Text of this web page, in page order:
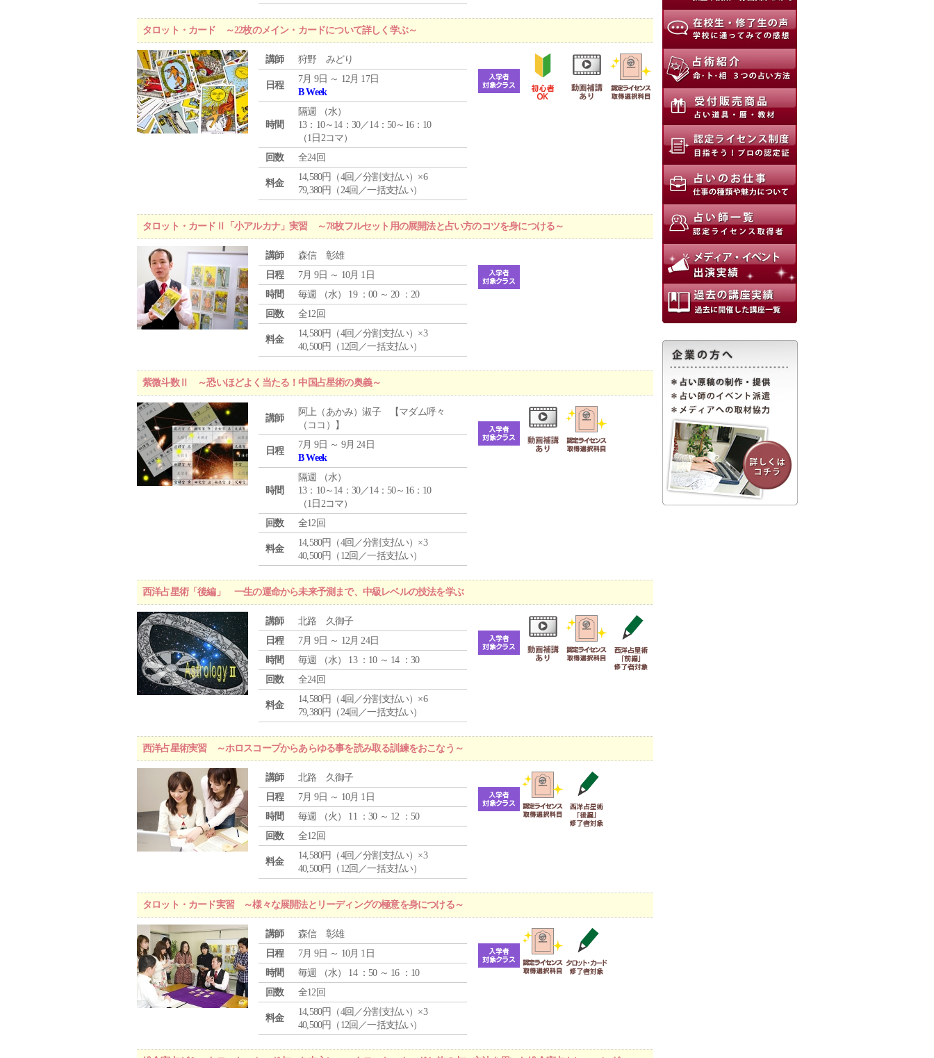
タロット・カード ～22枚のメイン・カードについて詳しく学ぶ～
講師 狩野 みどり
日程
7月 9日 ～ 12月 17日
B Week
時間
隔週 （水）
13：10～14：30／14：50～16：10
（1日2コマ）
回数
全24回
料金
14,580円（4回／分割支払い）×6
79,380円（24回／一括支払い）
タロット・カードⅡ「小アルカナ」実習 ～78枚フルセット用の展開法と占い方のコツを身につける～
講師
森信 彰雄
日程
7月 9日 ～ 10月 1日
時間
毎週 （水） 19 ：00 ～ 20 ：20
回数
全12回
料金
14,580円（4回／分割支払い）×3
40,500円（12回／一括支払い）
紫微斗数Ⅱ ～恐いほどよく当たる！中国占星術の奥義～
講師
阿上（あかみ）淑子 【マダム呼々
（ココ）】
日程
7月 9日 ～ 9月 24日
B Week
時間
隔週 （水）
13：10～14：30／14：50～16：10
（1日2コマ）
回数
全12回
料金
14,580円（4回／分割支払い）×3
40,500円（12回／一括支払い）
西洋占星術「後編」 一生の運命から未来予測まで、中級レベルの技法を学ぶ
講師
北路 久御子
日程
7月 9日 ～ 12月 24日
時間
毎週 （水） 13 ：10 ～ 14 ：30
回数
全24回
料金
14,580円（4回／分割支払い）×6
79,380円（24回／一括支払い）
西洋占星術実習 ～ホロスコープからあらゆる事を読み取る訓練をおこなう～
講師
北路 久御子
日程
7月 9日 ～ 10月 1日
時間
毎週 （火 ） 11 ：30 ～ 12 ：50
回数
全12回
料金
14,580円（4回／分割支払い）×3
40,500円（12回／一括支払い）
タロット・カード実習 ～様々な展開法とリーディングの極意を身につける～
講師
森信 彰雄
日程
7月 9日 ～ 10月 1日
時間
毎週 （水） 14 ：50 ～ 16 ：10
回数
全12回
料金
14,580円（4回／分割支払い）×3
40,500円（12回／一括支払い）